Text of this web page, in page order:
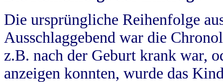
Die ursprüngliche Reihenfolge
Ausschlaggebend war die
z.B. nach der Geburt krank war,
anzeigen konnten, wurde das